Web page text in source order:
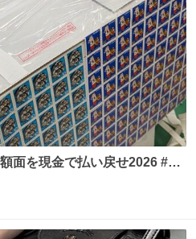
面を現金で払い戻せ2026 #日